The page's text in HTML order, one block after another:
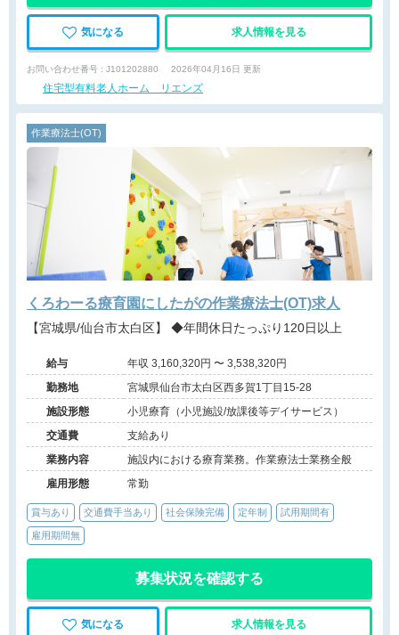
気になる 求人情報を見る
お問い合わせ番号 : J101202880 2026年04月16日 更新
住宅型有料老人ホーム リエンズ
作業療法士(OT)
くろわーる療育園にしたがの作業療法士(OT)求人
【宮城県/仙台市太白区】 ◆年間休日たっぷり120日以上
給与
年収 3,160,320円 〜 3,538,320円
勤務地
宮城県仙台市太白区西多賀1丁目15-28
施設形態
小児療育（小児施設/放課後等デイサービス）
交通費
支給あり
業務内容
施設内における療育業務。作業療法士業務全般
雇用形態
常勤
賞与あり 交通費手当あり 社会保険完備 定年制 試用期間有
雇用期間無
募集状況を確認する
気になる 求人情報を見る